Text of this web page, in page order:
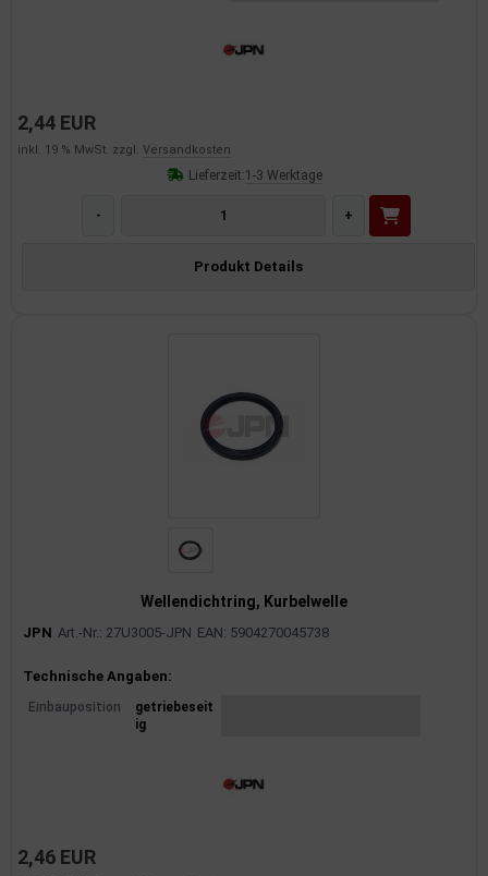
2,44 EUR
inkl. 19 % MwSt. zzgl. Versandkosten
Lieferzeit:1-3 Werktage
- +
Produkt Details
Wellendichtring, Kurbelwelle
JPN Art.-Nr.: 27U3005-JPN EAN: 5904270045738
Produktinformationen
Technische Angaben:
Einbauposition
getriebeseit
ig
2,46 EUR